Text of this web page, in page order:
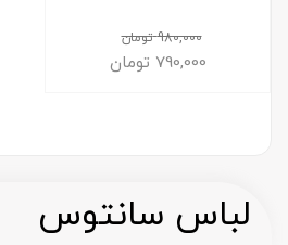
980,000تومان
790,000 تومان
لباس سانتوس